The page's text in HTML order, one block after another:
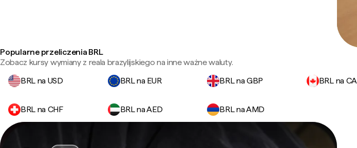
Popularne przeliczenia BRL
Zobacz kursy wymiany z reala brazylijskiego na inne ważne waluty.
BRL na USD
BRL na EUR BRL na GBP BRL na
BRL na CHF BRL na AED BRL na AMD